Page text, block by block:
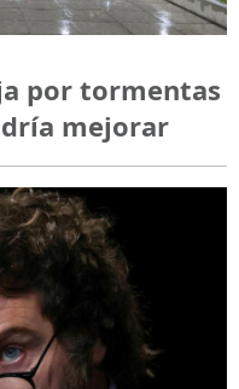
por tormentas
mejorar